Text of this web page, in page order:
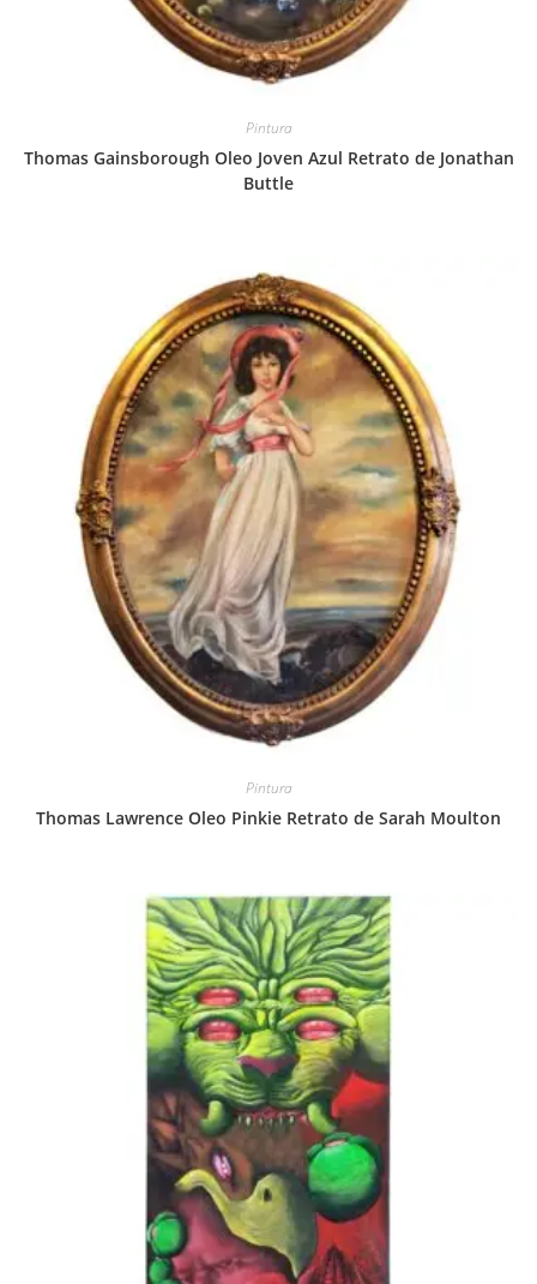
Pintura
Thomas Gainsborough Oleo Joven Azul Retrato de Jonathan
Buttle
Pintura
Thomas Lawrence Oleo Pinkie Retrato de Sarah Moulton